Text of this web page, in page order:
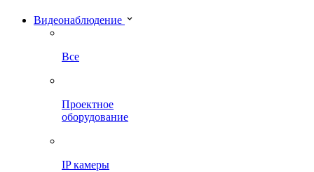
Видеонаблюдение
Все
Проектное
оборудование
IP камеры